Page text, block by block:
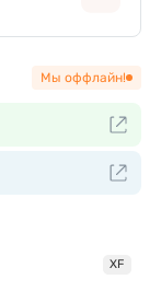
Мы оффлайн!
XF